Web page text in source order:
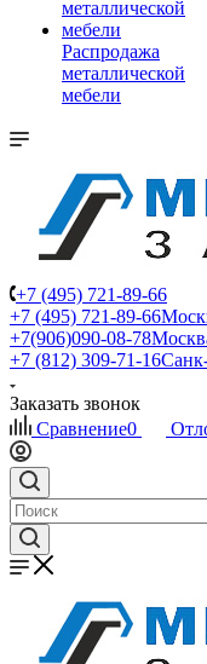
Распродажа
металлической
мебели
+7 (495) 721-89-66
+7 (495) 721-89-66
+7(906)090-08-78
+7 (812) 309-71-16
Заказать звонок
Сравнение0